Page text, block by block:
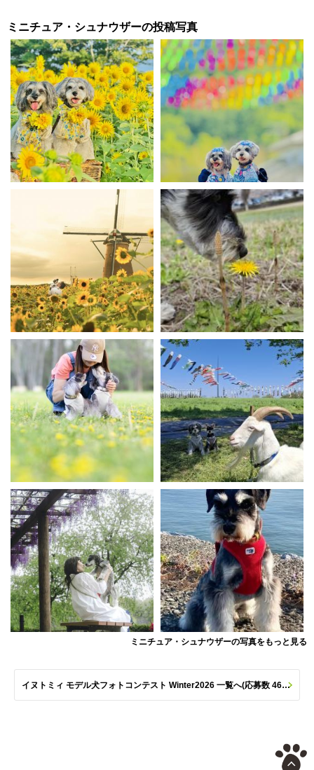
ミニチュア・シュナウザーの投稿写真
ミニチュア・シュナウザーの写真をもっと見る
イヌトミィ モデル犬フォトコンテスト Winter2026 一覧へ(応募数 461枚)